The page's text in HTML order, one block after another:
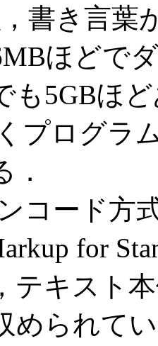
書き言葉
ほどで
も5GBほ
プログラ
．
コード方
for
テキスト
められて